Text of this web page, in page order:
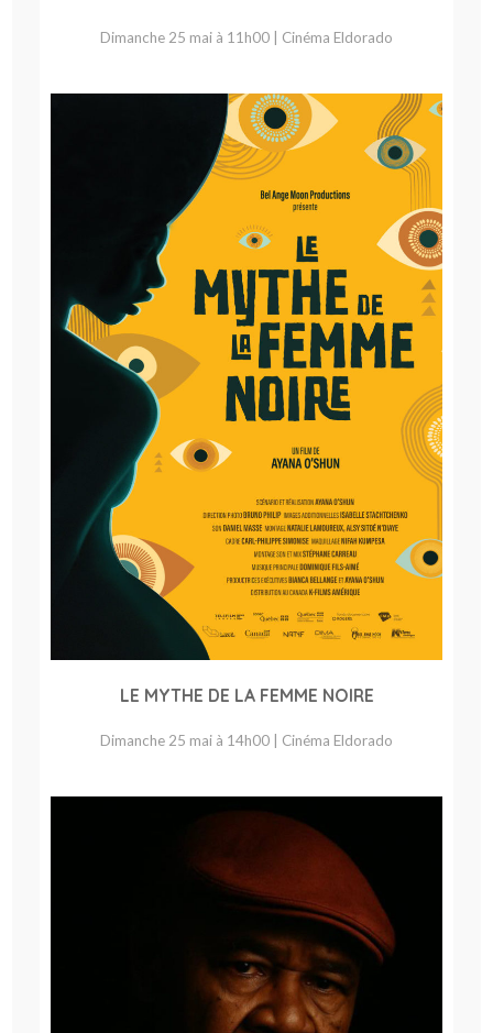
Dimanche 25 mai à 11h00 | Cinéma Eldorado
LE MYTHE DE LA FEMME NOIRE
Dimanche 25 mai à 14h00 | Cinéma Eldorado